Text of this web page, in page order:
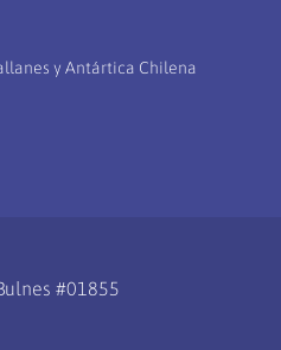
y Antártica Chilena
#01855